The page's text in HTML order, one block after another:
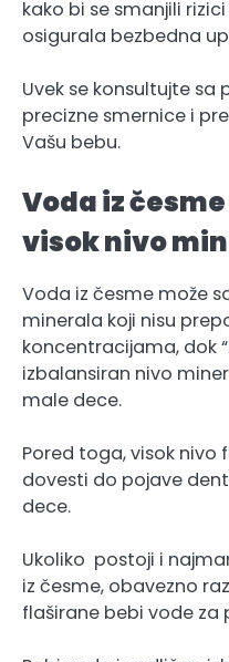
kako bi se smanjili
osigurala bezbedna
Uvek se konsultujte
precizne smernice i
Vašu bebu.
Voda iz
visok nivo
Voda iz česme može
minerala koji nisu
koncentracijama, dok
izbalansiran nivo
male dece.
Pored toga, visok nivo
dovesti do pojave
dece.
Ukoliko postoji i
iz česme, obavezno
flaširane bebi vode za